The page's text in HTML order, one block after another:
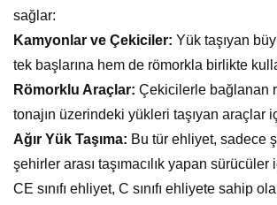
sağlar:
Kamyonlar ve Çekiciler: Yük taşıyan
tek başlarına hem de römorkla birlikte
Römorklu Araçlar: Çekicilerle bağlanan
tonajın üzerindeki yükleri taşıyan araçlar
Ağır Yük Taşıma: Bu tür ehliyet, sadece
şehirler arası taşımacılık yapan
CE sınıfı ehliyet, C sınıfı ehliyete sahip